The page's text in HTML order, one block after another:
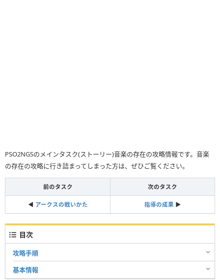
PSO2NGSのメインタスク(ストーリー)音楽の存在の攻略情報です。音楽
の存在の攻略に行き詰まってしまった方は、ぜひご覧ください。
前のタスク 次のタスク
◀︎ アークスの戦いかた 指導の成果 ▶︎
目次
攻略手順
基本情報